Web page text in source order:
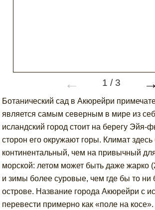
← 1 /3 →
Ботанический сад в Акюрейри
является самым северным в мире из
исландский город стоит на берегу Эйя-
сторон его окружают горы. Климат
континентальный, чем на привычный
морской: летом может быть даже жарко
и зимы более суровые, чем где бы то
острове. Название города Акюрейри с
перевести примерно как «поле на